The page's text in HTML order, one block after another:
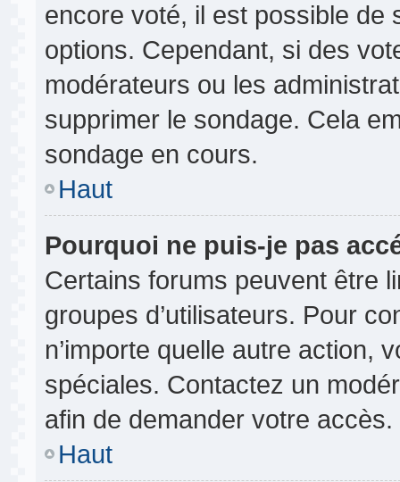
encore voté, il est possible de
options. Cependant, si des
modérateurs ou les
supprimer le sondage. Cela
sondage en cours.
Haut
Pourquoi ne puis-je pas
Certains forums peuvent être
groupes d’utilisateurs. Pour
n’importe quelle autre action,
spéciales. Contactez un
afin de demander votre accès.
Haut